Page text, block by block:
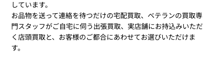
M35mm f2.0
ASPH.Black
11673
しています。
お品物を送って連絡を待つだけの宅配買取、ベテランの買取専
門スタッフがご自宅に伺う出張買取、実店舗にお持込みいただ
く店頭買取と、お客様のご都合にあわせてお選びいただけま
す。